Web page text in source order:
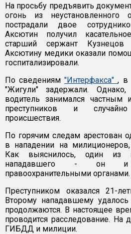
На просьбу предъявить
огонь из неустановленного
пострадали двое
Аксютин получил
старший сержант
Аксютину медики оказали
госпитализировали.
По сведениям"Интерфакса", в
"Жигули" задержали.
водитель занимался частным
преступников и
происшествия.
По горячим следам арестован
в нападении на
Как выяснилось, один из
нападавшего - он
правоохранительными органами.
Преступником оказался 21-
Второму нападавшему
продолжаются. В настоящее
проводится расследование. На
ГИБДД и милиции.